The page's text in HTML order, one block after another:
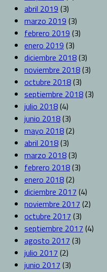
abril 2019 (3)
marzo 2019 (3)
febrero 2019 (3)
enero 2019 (3)
diciembre 2018(3)
noviembre 2018(3)
octubre 2018(3)
septiembre 2018(3)
julio 2018(4)
junio 2018(3)
mayo 2018(2)
abril 2018(3)
marzo 2018(3)
febrero 2018(3)
enero 2018(2)
diciembre 2017 (4)
noviembre 2017 (2)
octubre 2017 (3)
septiembre 2017 (4)
agosto 2017 (3)
julio 2017 (2)
junio 2017 (3)